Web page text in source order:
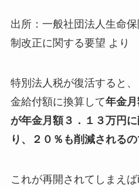
出所：一般社団法人生命
制改正に関する要望 より
特別法人税が復活すると
金給付額に換算して年金
が年金月額３．１３万円
り、
２０％も削減されるの
これが再開されてしまえ